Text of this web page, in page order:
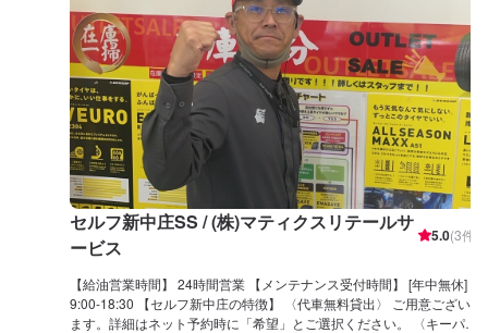
セルフ新中庄SS / (株)マティクスリテールサ
ービス
5.0(3件)
【給油営業時間】 24時間営業 【メンテナンス受付時間】 [年中無休]
9:00-18:30 【セルフ新中庄の特徴】 〈代車無料貸出〉 ご用意ござい
ます。詳細はネット予約時に「希望」とご選択ください。 〈キーパー